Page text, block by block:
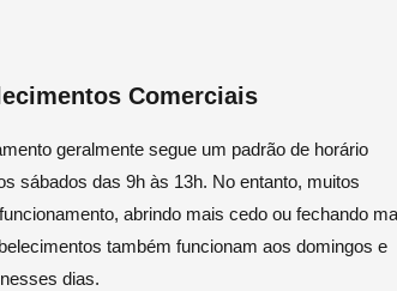
Comerciais
geralmente segue um padrão de horário
sábados das 9h às 13h. No entanto, muitos
abrindo mais cedo ou fechando
também funcionam aos domingos e
dias.